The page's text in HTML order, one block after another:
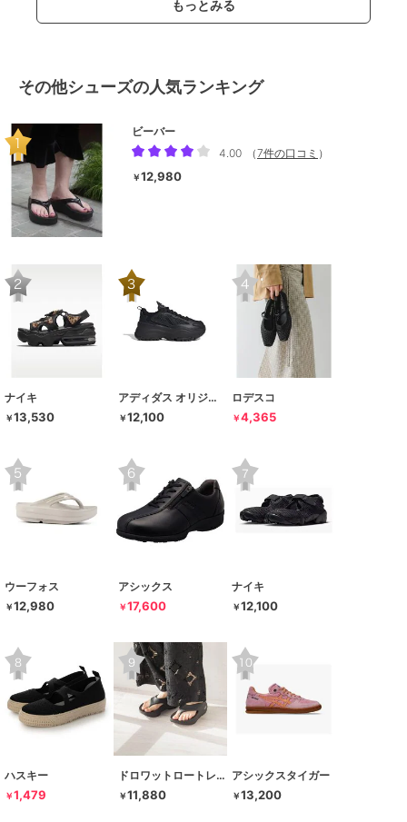
もっとみる
その他シューズの人気ランキング
ビーバー
4.00
（7件の口コミ ）
￥12,980
ナイキ
￥13,530
アディダス オリジナルス
￥12,100
ロデスコ
￥4,365
ウーフォス
￥12,980
アシックス
￥17,600
ナイキ
￥12,100
ハスキー
￥1,479
ドロワットロートレアモン
￥11,880
アシックスタイガー
￥13,200